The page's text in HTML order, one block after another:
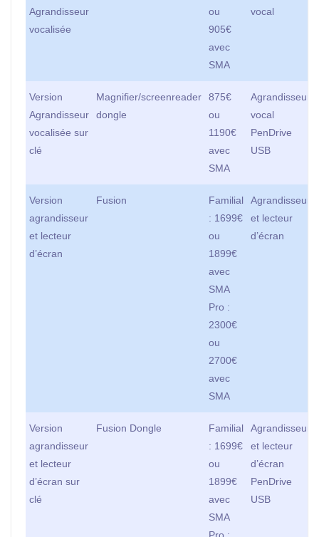
Agrandisseur
vocalisée
ou
905€
avec
SMA
vocal
Version
Agrandisseur
vocalisée sur
clé
Magnifier/screenreader
dongle
875€
ou
1190€
avec
SMA
Agrandisseur
vocal
PenDrive
USB
Version
agrandisseur
et lecteur
d’écran
Fusion
Familial
: 1699€
ou
1899€
avec
SMA
Pro :
2300€
ou
2700€
avec
SMA
Agrandisseur
et lecteur
d’écran
Version
agrandisseur
et lecteur
d’écran sur
clé
Fusion Dongle
Familial
: 1699€
ou
1899€
avec
SMA
Agrandisseur
et lecteur
d’écran
PenDrive
USB